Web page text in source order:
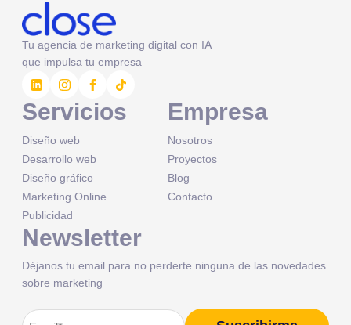
Tu agencia de marketing digital con IA
que impulsa tu empresa
Servicios
Diseño web
Desarrollo web
Diseño gráfico
Marketing Online
Publicidad
Empresa
Nosotros
Proyectos
Blog
Contacto
Newsletter
Déjanos tu email para no perderte ninguna de las novedades
sobre marketing
Correo